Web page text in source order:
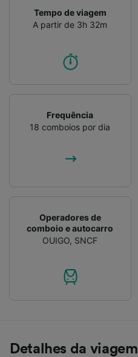
Tempo de viagem
A partir de 3h 32m
Frequência
18 comboios por dia
Operadores de
comboio e autocarro
OUIGO, SNCF
Detalhes da viagem